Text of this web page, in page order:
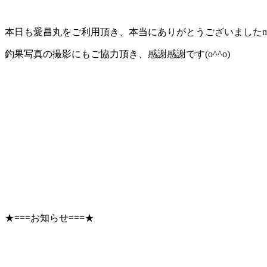
本日も愛昌丸をご利用頂き、本当にありがとうございました
釣果写真の撮影にもご協力頂き、感謝感謝です(o^^o)
★===お知らせ===★